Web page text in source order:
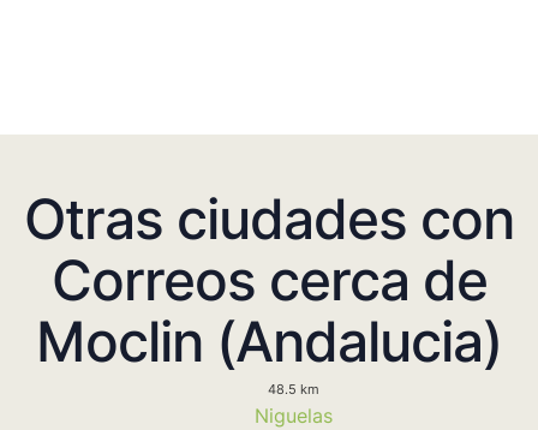
Otras ciudades con
Correos cerca de
Moclin (Andalucia)
48.5 km
Niguelas